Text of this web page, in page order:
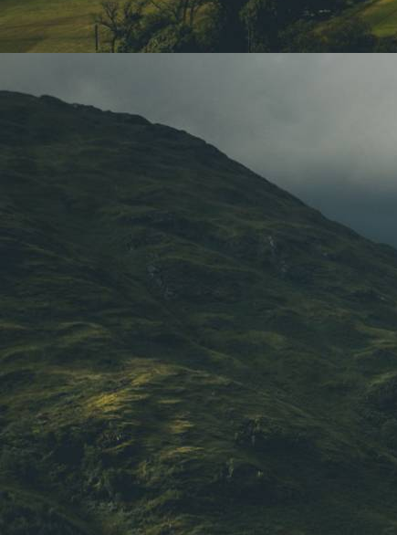
inoubliables de la saga.
Ambiance magique
dédié, participez à un
ressentez la magie qui règne
Ne manquez pas cette
Rejoignez-nous pour une
Coulson. Que vous soyez un
découvriez l'univers d'Harry
Les 4 Maisons, la magie vous
L'Équipe Des 4 Maisons